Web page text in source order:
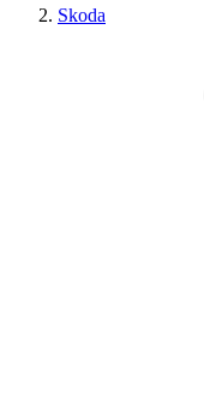
Skoda